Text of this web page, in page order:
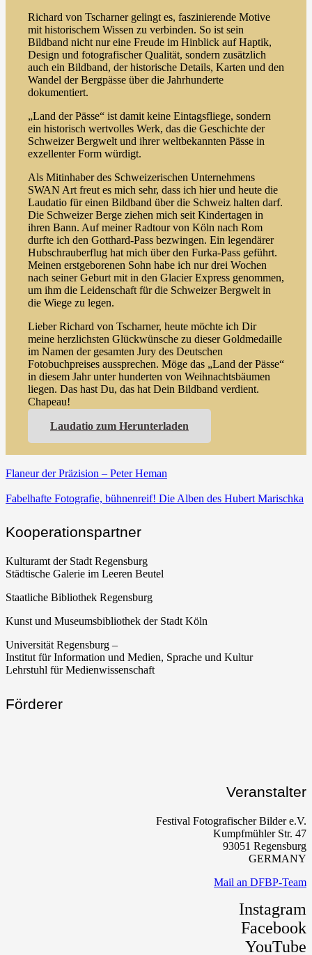
Richard von Tscharner gelingt es, faszinierende Motive
mit historischem Wissen zu verbinden. So ist sein
Bildband nicht nur eine Freude im Hinblick auf Haptik,
Design und fotografischer Qualität, sondern zusätzlich
auch ein Bildband, der historische Details, Karten und den
Wandel der Bergpässe über die Jahrhunderte
dokumentiert.
„Land der Pässe“ ist damit keine Eintagsfliege, sondern
ein historisch wertvolles Werk, das die Geschichte der
Schweizer Bergwelt und ihrer weltbekannten Pässe in
exzellenter Form würdigt.
Als Mitinhaber des Schweizerischen Unternehmens
SWAN Art freut es mich sehr, dass ich hier und heute die
Laudatio für einen Bildband über die Schweiz halten darf.
Die Schweizer Berge ziehen mich seit Kindertagen in
ihren Bann. Auf meiner Radtour von Köln nach Rom
durfte ich den Gotthard-Pass bezwingen. Ein legendärer
Hubschrauberflug hat mich über den Furka-Pass geführt.
Meinen erstgeborenen Sohn habe ich nur drei Wochen
nach seiner Geburt mit in den Glacier Express genommen,
um ihm die Leidenschaft für die Schweizer Bergwelt in
die Wiege zu legen.
Lieber Richard von Tscharner, heute möchte ich Dir
meine herzlichsten Glückwünsche zu dieser Goldmedaille
im Namen der gesamten Jury des Deutschen
Fotobuchpreises aussprechen. Möge das „Land der Pässe“
in diesem Jahr unter hunderten von Weihnachtsbäumen
liegen. Das hast Du, das hat Dein Bildband verdient.
Chapeau!
Laudatio zum Herunterladen
Flaneur der Präzision – Peter Heman
Fabelhafte Fotografie, bühnenreif! Die Alben des Hubert Marischka
Kooperationspartner
Kulturamt der Stadt Regensburg
Städtische Galerie im Leeren Beutel
Staatliche Bibliothek Regensburg
Kunst und Museumsbibliothek der Stadt Köln
Universität Regensburg –
Institut für Information und Medien, Sprache und Kultur
Lehrstuhl für Medienwissenschaft
Förderer
Veranstalter
Festival Fotografischer Bilder e.V.
Kumpfmühler Str. 47
93051 Regensburg
GERMANY
Mail an DFBP-Team
Instagram
Facebook
YouTube